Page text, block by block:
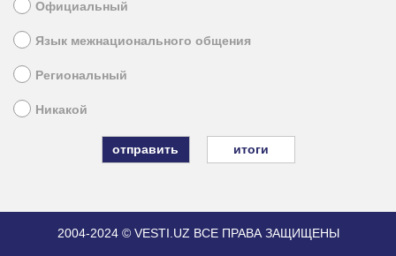
Официальный
Язык межнационального общения
Региональный
Никакой
итоги
2004-2024 © VESTI.UZ ВСЕ ПРАВА ЗАЩИЩЕНЫ